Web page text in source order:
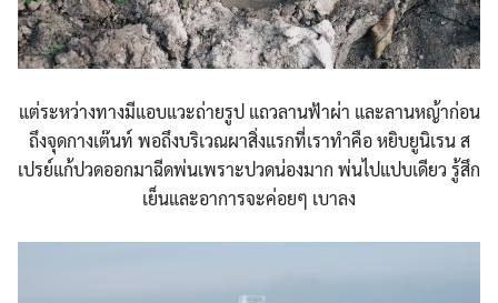
แต่ระหว่างทางมีแอบแวะถ่ายรูป แถวลานฟ้าผ่า และลานหญ้าก่อน
ถึงจุดกางเต๊นท์ พอถึงบริเวณผาสิ่งแรกที่เราทำคือ หยิบยูนิเรน ส
เปรย์แก้ปวดออกมาฉีดพ่นเพราะปวดน่องมาก พ่นไปแปบเดียว รู้สึก
เย็นและอาการจะค่อยๆ เบาลง